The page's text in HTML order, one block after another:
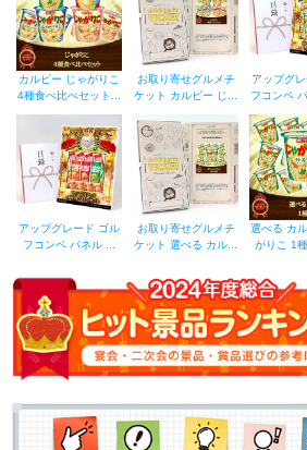
カルビー じゃがりこ
4種食べ比べセット...
お取り寄せグルメチ
ケット カルビー じ...
アップグ
フコンペ
アップグレード ゴル
フコンペ パネル ...
お取り寄せグルメチ
ケット 選べる カル...
選べる カ
がりこ 1種